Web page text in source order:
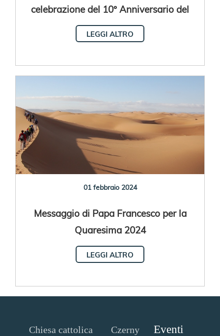
celebrazione del 10° Anniversario del
primo Incontro Mondiale dei Movimenti
Popolari
LEGGI ALTRO
01 febbraio 2024
Messaggio di Papa Francesco per la
Quaresima 2024
LEGGI ALTRO
Chiesa cattolica Czerny Eventi